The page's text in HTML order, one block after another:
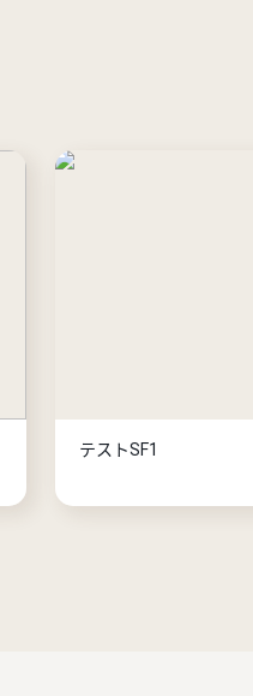
テストSF1